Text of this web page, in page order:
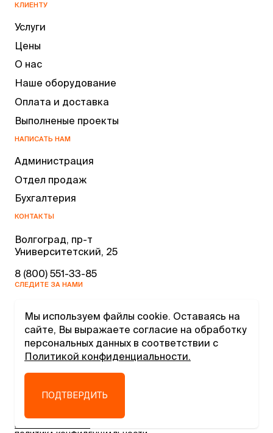
Мы используем файлы cookie. Оставаясь на
сайте, Вы выражаете согласие на обработку
персональных данных в соответствии с
Политикой конфиденциальности.
ПОДТВЕРДИТЬ
КЛИЕНТУ
Услуги
Цены
О нас
Наше оборудование
Оплата и доставка
Выполненые проекты
НАПИСАТЬ НАМ
Администрация
Отдел продаж
Бухгалтерия
КОНТАКТЫ
Волгоград, пр-т
Университетский, 25
8 (800) 551-33-85
СЛЕДИТЕ ЗА НАМИ
2026 © Megafactory
ПУБЛИЧНАЯ ОФЕРТА